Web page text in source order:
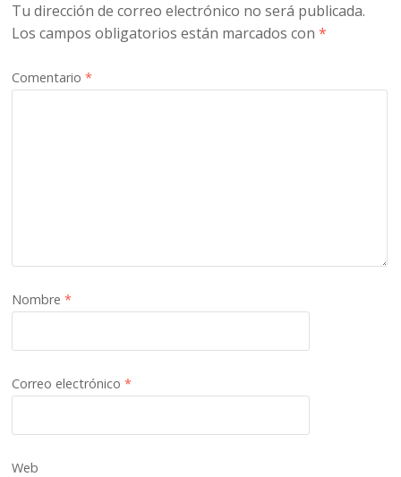
Tu dirección de correo electrónico no será publicada.
Los campos obligatorios están marcados con*
Comentario*
Nombre*
Correo electrónico*
Web